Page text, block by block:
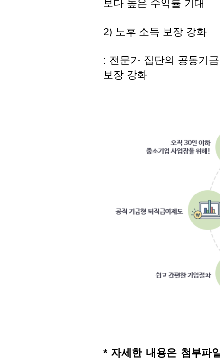
보다 높은 수익률 기대
2) 노후 소득 보장 강화
: 전문가 집단의 공동기
보장 강화
* 자세한 내용은 첨부파